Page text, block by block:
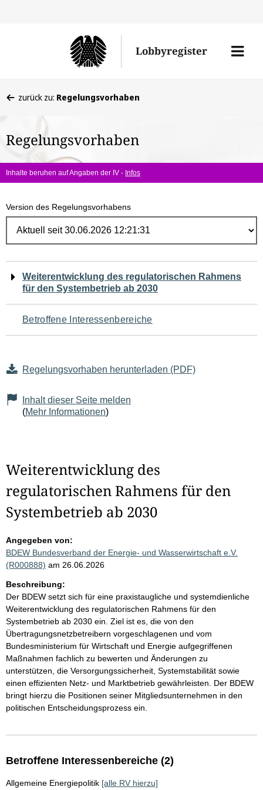
Lobbyregister
Menü
befinden
hier:
zurück zu: Regelungsvorhaben
Regelungsvorhaben
Inhalte beruhen auf Angaben der IV - Infos
Version des Regelungsvorhabens
Navigation
für
den
Weiterentwicklung des regulatorischen Rahmens
für den Systembetrieb ab 2030
Betroffene Interessenbereiche
Regelungsvorhaben herunterladen (PDF)
Inhalt dieser Seite melden
(Mehr Informationen)
Weiterentwicklung des
regulatorischen Rahmens für den
Systembetrieb ab 2030
Angegeben von:
BDEW Bundesverband der Energie- und Wasserwirtschaft e.V.
(R000888) am 26.06.2026
Beschreibung:
Der BDEW setzt sich für eine praxistaugliche und systemdienliche
Weiterentwicklung des regulatorischen Rahmens für den
Systembetrieb ab 2030 ein. Ziel ist es, die von den
Übertragungsnetzbetreibern vorgeschlagenen und vom
Bundesministerium für Wirtschaft und Energie aufgegriffenen
Maßnahmen fachlich zu bewerten und Änderungen zu
unterstützen, die Versorgungssicherheit, Systemstabilität sowie
einen effizienten Netz- und Marktbetrieb gewährleisten. Der BDEW
bringt hierzu die Positionen seiner Mitgliedsunternehmen in den
politischen Entscheidungsprozess ein.
Betroffene Interessenbereiche (2)
Allgemeine Energiepolitik [alle RV hierzu]